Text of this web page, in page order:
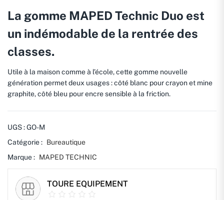
La gomme MAPED Technic Duo est
un indémodable de la rentrée des
classes.
Utile à la maison comme à l’école, cette gomme nouvelle
génération permet deux usages : côté blanc pour crayon et mine
graphite, côté bleu pour encre sensible à la friction.
UGS :GO-M
Catégorie : Bureautique
Marque : MAPED TECHNIC
TOURE EQUIPEMENT